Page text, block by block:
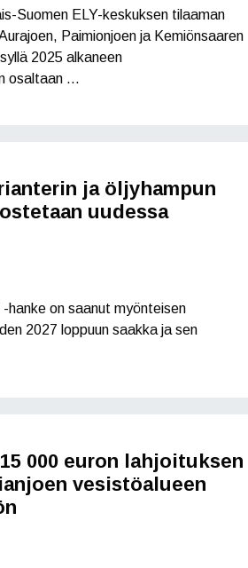
Suomen ELY-keskuksen tilaaman
Paimionjoen ja Kemiönsaaren
2025 alkaneen
osaltaan …
ja öljyhampun
uudessa
hanke on saanut myönteisen
2027 loppuun saakka ja sen
000 euron lahjoituksen
vesistöalueen